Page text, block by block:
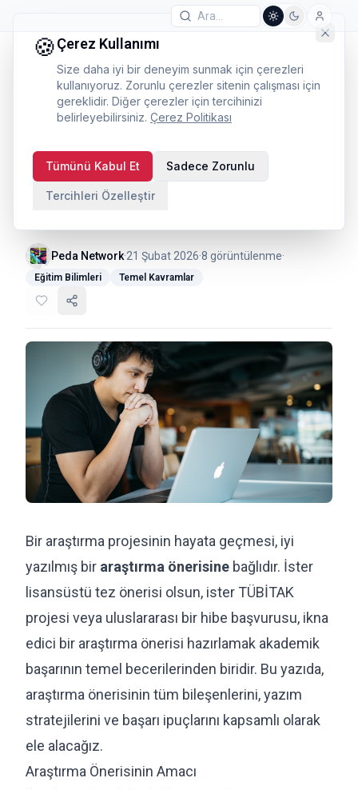
Araştırma Önerisi
Yazımı: Proje
Peda Network·21 Şubat 2026·8 görüntülenme·
Eğitim Bilimleri Temel Kavramlar
Bir araştırma projesinin hayata geçmesi, iyi
yazılmış bir araştırma önerisine bağlıdır. İster
lisansüstü tez önerisi olsun, ister TÜBİTAK
projesi veya uluslararası bir hibe başvurusu, ikna
edici bir araştırma önerisi hazırlamak akademik
başarının temel becerilerinden biridir. Bu yazıda,
araştırma önerisinin tüm bileşenlerini, yazım
stratejilerini ve başarı ipuçlarını kapsamlı olarak
ele alacağız.
Araştırma Önerisinin Amacı
🍪Çerez Kullanımı
Size daha iyi bir deneyim sunmak için çerezleri
kullanıyoruz. Zorunlu çerezler sitenin çalışması için
gereklidir. Diğer çerezler için tercihinizi
belirleyebilirsiniz. Çerez Politikası
Tümünü Kabul Et Sadece Zorunlu
Tercihleri Özelleştir